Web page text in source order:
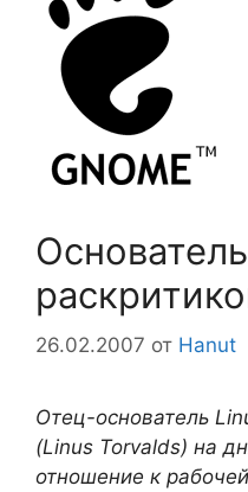
26.02.2007 от Hanut
Отец-основатель
(Linus Torvalds) на
отношение к